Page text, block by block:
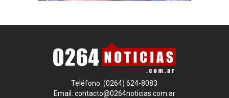
Teléfono: (0264) 624-8083
Email: contacto@0264noticias.com.ar